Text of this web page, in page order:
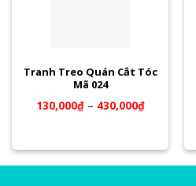
Tranh Treo Quán Cắt Tóc
Mã 024
130,000₫– 430,000₫